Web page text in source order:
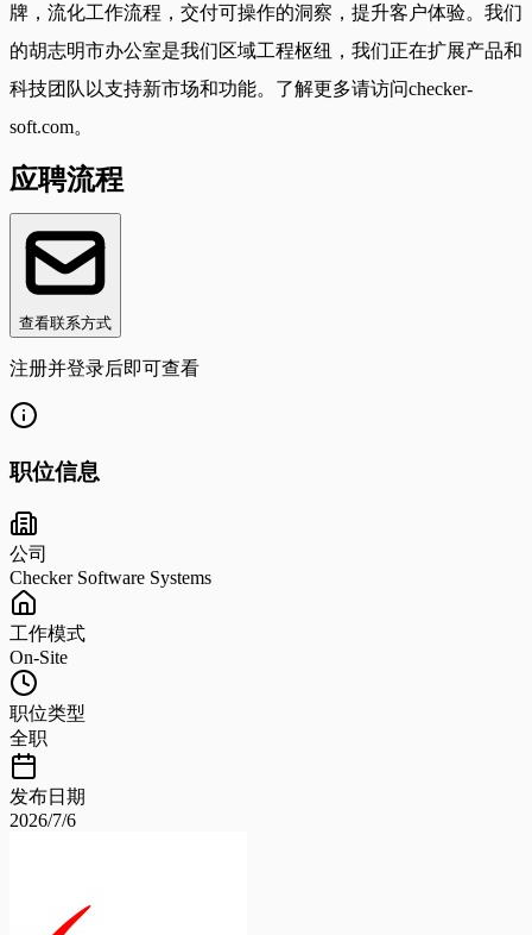
牌，流化工作流程，交付可操作的洞察，提升客户体验。我们
的胡志明市办公室是我们区域工程枢纽，我们正在扩展产品和
科技团队以支持新市场和功能。了解更多请访问checker-
soft.com。
应聘流程
查看联系方式
注册并登录后即可查看
职位信息
公司
Checker Software Systems
工作模式
On-Site
职位类型
全职
发布日期
2026/7/6